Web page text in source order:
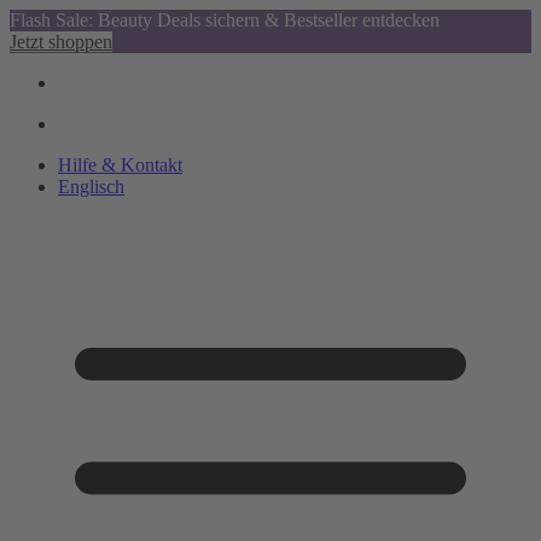
Flash Sale: Beauty Deals sichern & Bestseller entdecken
Jetzt shoppen
Hilfe & Kontakt
Englisch